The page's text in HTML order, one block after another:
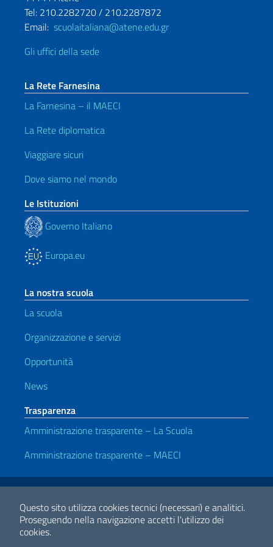
Questo sito utilizza cookies tecnici (necessari) e analitici.
Proseguendo nella navigazione accetti l'utilizzo dei
cookies.
Tel: 210.2282720 / 210.2287872
Email: scuolaitaliana@atene.edu.gr
Gli uffici della sede
La Rete Farnesina
La Farnesina – il MAECI
La Rete diplomatica
Viaggiare sicuri
Dove siamo nel mondo
Le Istituzioni
Governo Italiano
Europa.eu
La nostra scuola
La scuola
Organizzazione e servizi
Opportunità
News
Trasparenza
Amministrazione trasparente – La Scuola
Amministrazione trasparente – MAECI
Link Utili